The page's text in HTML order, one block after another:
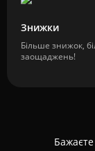
Знижки
Більше знижок,
заощаджень!
Бажаєте